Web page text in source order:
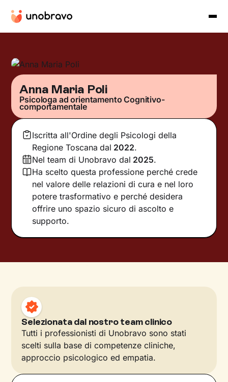
Anna Maria Poli
Psicologa ad orientamento Cognitivo-
comportamentale
Iscritta all'Ordine degli Psicologi della
Regione Toscana dal 2022.
Nel team di Unobravo dal 2025.
Ha scelto questa professione perché crede
nel valore delle relazioni di cura e nel loro
potere trasformativo e perché desidera
offrire uno spazio sicuro di ascolto e
supporto.
Selezionata dal nostro team clinico
Tutti i professionisti di Unobravo sono stati
scelti sulla base di competenze cliniche,
approccio psicologico ed empatia.